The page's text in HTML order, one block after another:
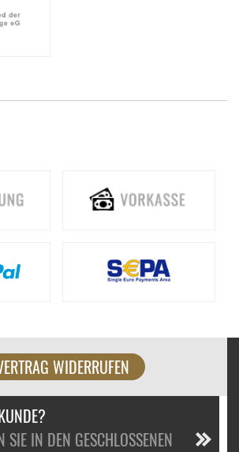
WIDERRUFEN
SIE IN DEN GESCHLOSSENEN